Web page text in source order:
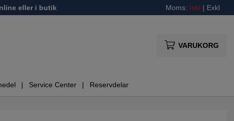
eller i butik Moms: Inkl | Exkl
VARUKORG
Service Center Reservdelar